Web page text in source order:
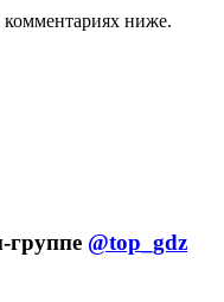
комментариях ниже.
группе @top_gdz